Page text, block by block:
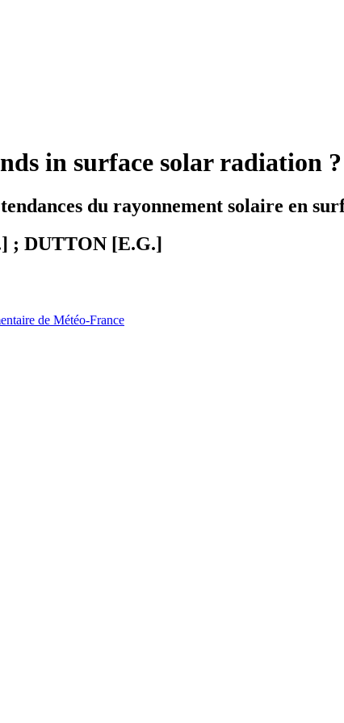
in surface solar radiation ?
du rayonnement solaire en
; DUTTON [E.G.]
de Météo-France